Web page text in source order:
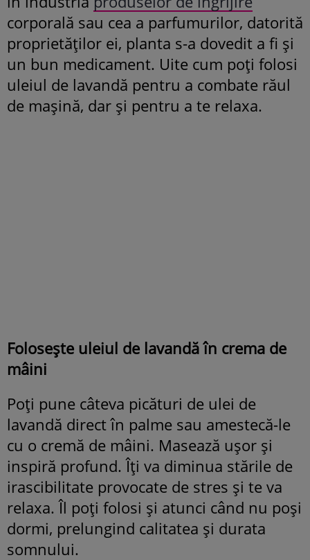
corporală sau cea a parfumurilor, datorită
proprietăților ei, planta s-a dovedit a fi și
un bun medicament. Uite cum poți folosi
uleiul de lavandă pentru a combate răul
de mașină, dar și pentru a te relaxa.
Folosește uleiul de lavandă în crema de
mâini
Poți pune câteva picături de ulei de
lavandă direct în palme sau amestecă-le
cu o cremă de mâini. Masează ușor și
inspiră profund. Îți va diminua stările de
irascibilitate provocate de stres și te va
relaxa. Îl poți folosi și atunci când nu poși
dormi, prelungind calitatea și durata
somnului.